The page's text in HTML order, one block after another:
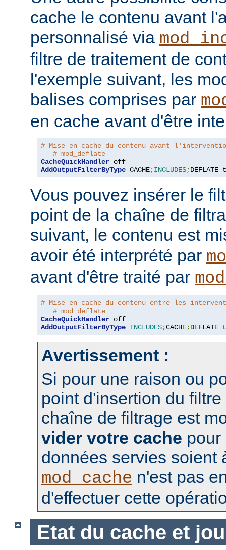
cache le contenu avant
personnalisé via
filtre de traitement de
l'exemple suivant, les
balises comprises par
en cache avant d'être
# Mise en cache du contenu avant
# mod_deflate
CacheQuickHandler
AddOutputFilterByType CACHE;INCLUDES;DEFLATE
Vous pouvez insérer le
point de la chaîne de
suivant, le contenu est
avoir été interprété par
avant d'être traité par
# Mise en cache du contenu entre les
# mod_deflate
CacheQuickHandler
AddOutputFilterByType INCLUDES;CACHE;DEFLATE
Avertissement :
Si pour une raison ou
point d'insertion du filtre
chaîne de filtrage est
vider votre cache pour
données servies soient
mod_cache n'est pas
d'effectuer cette
Etat du cache et